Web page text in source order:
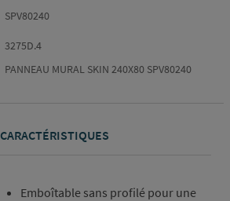
SPV80240
3275D.4
PANNEAU MURAL SKIN 240X80 SPV80240
CARACTÉRISTIQUES
Emboîtable sans profilé pour une